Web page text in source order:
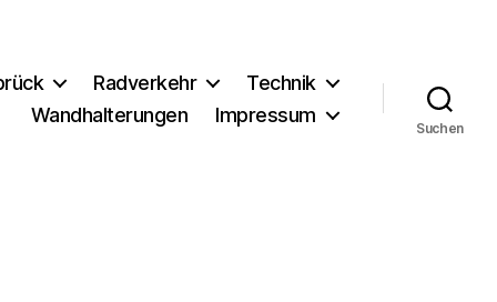
Radverkehr
Technik
Wandhalterungen
Impressum
Suchen